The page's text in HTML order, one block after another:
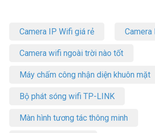
Camera IP Wifi giá rẻ Camera
Camera wifi ngoài trời nào tốt
Máy chấm công nhận diện khuôn mặt
Bộ phát sóng wifi TP-LINK
Màn hình tương tác thông minh